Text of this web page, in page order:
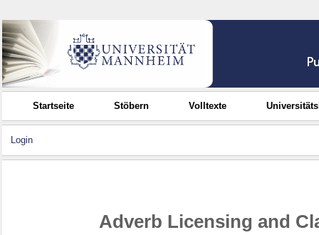
Startseite Stöbern Volltexte
Login
Adverb Licensing and